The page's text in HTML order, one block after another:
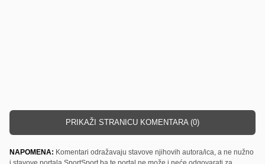
PRIKAŽI STRANICU KOMENTARA (0)
NAPOMENA: Komentari odražavaju stavove njihovih autora/ica, a ne nužno